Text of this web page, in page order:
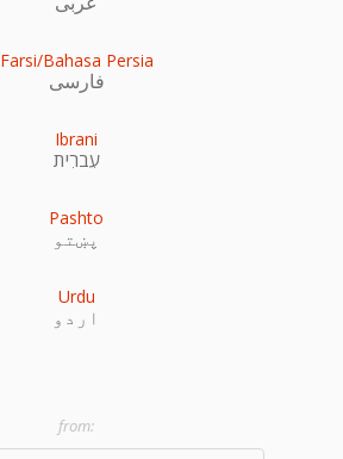
Farsi/Bahasa Persia
فارسی
Ibrani
עִברִית
Pashto
پښتو
Urdu
اردو